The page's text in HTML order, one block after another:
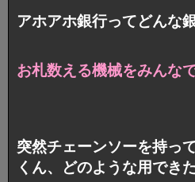
アホアホ銀行ってどんな
お札数える機械をみんな
突然チェーンソーを持っ
くん、どのような用でき